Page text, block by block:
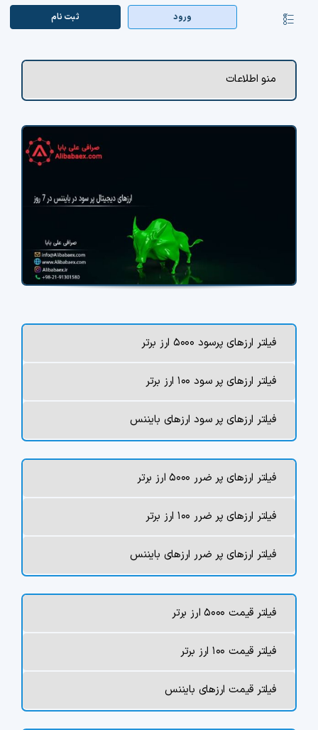
کنترلر
بازار ارزها
اپلیکیشن
تابلوخوانی ارزهای دیجیتال
چت جی پی تی رایگان
فیلتر ارزهای دیجیتال
کارمزد
دسته‌بندی ارزها
شاخص ترس و طمع
خرید تتر ارزان
مشاوره خدمات مالی
ورود ثبت‌ نام
منو اطلاعات
فیلتر ارزهای پرسود ۵۰۰۰ ارز برتر
فیلتر ارزهای پر سود ۱۰۰ ارز برتر
فیلتر ارزهای پر سود ارزهای بایننس
فیلتر ارزهای پر ضرر ۵۰۰۰ ارز برتر
فیلتر ارزهای پر ضرر ۱۰۰ ارز برتر
فیلتر ارزهای پر ضرر ارزهای بایننس
فیلتر قیمت ۵۰۰۰ ارز برتر
فیلتر قیمت ۱۰۰ ارز برتر
فیلتر قیمت ارزهای بایننس